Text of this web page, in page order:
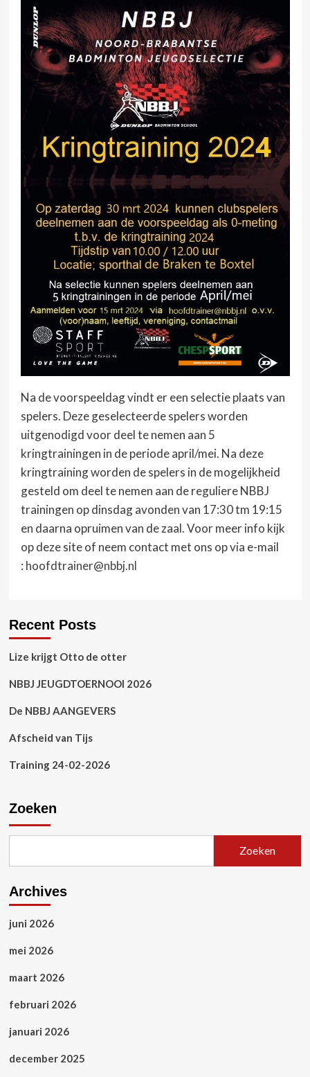
Na de voorspeeldag vindt er een selectie plaats van
spelers. Deze geselecteerde spelers worden
uitgenodigd voor deel te nemen aan 5
kringtrainingen in de periode april/mei. Na deze
kringtraining worden de spelers in de mogelijkheid
gesteld om deel te nemen aan de reguliere NBBJ
trainingen op dinsdag avonden van 17:30 tm 19:15
en daarna opruimen van de zaal. Voor meer info kijk
op deze site of neem contact met ons op via e-mail
: hoofdtrainer@nbbj.nl
Recent Posts
Lize krijgt Otto de otter
NBBJ JEUGDTOERNOOI 2026
De NBBJ AANGEVERS
Afscheid van Tijs
Training 24-02-2026
Zoeken
Zoeken
Archives
juni 2026
mei 2026
maart 2026
februari 2026
januari 2026
december 2025